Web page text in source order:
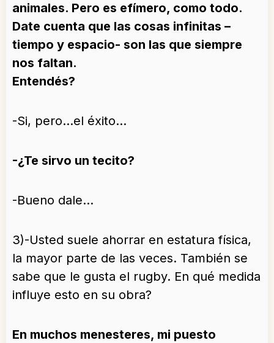
animales. Pero es efímero, como todo.
Date cuenta que las cosas infinitas –
tiempo y espacio- son las que siempre
nos faltan.
Entendés?
-Si, pero…el éxito…
-¿Te sirvo un tecito?
-Bueno dale…
3)-Usted suele ahorrar en estatura física,
la mayor parte de las veces. También se
sabe que le gusta el rugby. En qué medida
influye esto en su obra?
En muchos menesteres, mi puesto